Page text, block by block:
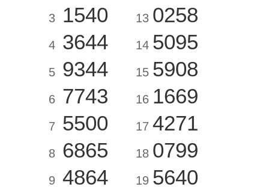
3 1540
4 3644
5 9344
6 7743
7 5500
8 6865
9 4864
13 0258
14 5095
15 5908
16 1669
17 4271
18 0799
19 5640